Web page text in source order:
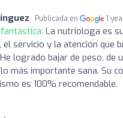
Publicada en 1
La nutriologa es
servicio y la atención que
logrado bajar de peso, de
más importante sana. Su
es 100% recomendable.